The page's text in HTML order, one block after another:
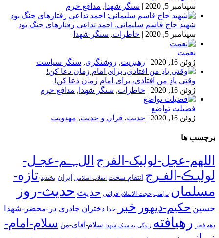
سپتامبر 5, 2020
| سنگر شهدا , مدافع حرم
شهید حاج قاسم سلیمانی: احمد تداعی رفتارهای جنگ بود
سپتامبر 5, 2020
| خاطرات, سنگر شهدا
نعمت
ژوئن 16, 2020
| رهبریت, روشنگری, سنگر سیاست
وقتی یادِ من افتادی، برای امام زمان دعا کن!
ژوئن 16, 2020
| خاطرات, سنگر شهدا , مدافع حرم
فضیلت تواضع
ژوئن 16, 2020
| حدیث, قران و حدیث, مهدویت
برچسب ها
اللهم-عجل-لولیک-الفرج اللﮩـم-عجـل-
لولیـڪ-الفـرج انتقام سخت انقلاب اسلامی ایران بخندید تازه-
مسلمان ترامپ حجت الاسلام قرائتی حدیث حدیث-روز
حسین حکیم-دیهور خبر خدا دختران چادری در-محضر-شهدا
دهه فجر رهیافته زندگی-به-سبک-شهدا سلام-آقای-من سلام-امام-